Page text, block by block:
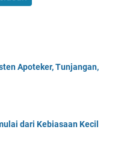
Apoteker, Tunjangan,
dari Kebiasaan Kecil